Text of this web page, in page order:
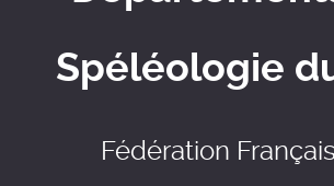
Spéléologie
Fédération